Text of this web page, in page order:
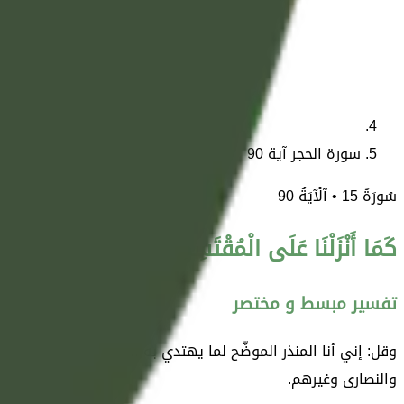
سورة الحجر آية 90
سُورَةُ15 • آلْآيَةُ90
كَمَا أَنْزَلْنَا عَلَى الْمُقْتَسِمِينَ
تفسير مبسط و مختصر
وقل: إني أنا المنذر الموضِّح لما يهتدي به الناس إلى الإيمان
والنصارى وغيرهم.